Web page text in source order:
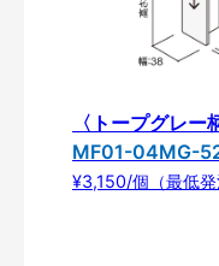
〈トープグレー
MF01-04MG-
¥3,150/個（最低発